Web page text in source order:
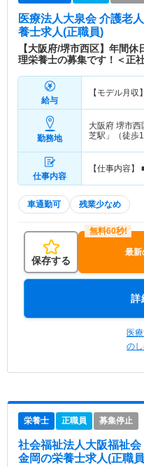
医療法人大泉会 介護老
養士求人(正職員)
【大阪府/堺市西区】年間
理栄養士の募集です！＜正
給与
【モデル月収】
勤務地
大阪府 堺市西
芝駅」（徒歩
仕事内容
【仕事内容
車通勤可 残業少なめ
保存する
最新
詳
医
の
栄養士 正職員 募集停止
社会福祉法人大阪福祉
金岡の栄養士求人(正職